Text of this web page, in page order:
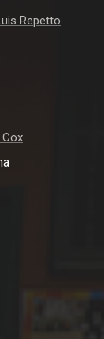
Repetto